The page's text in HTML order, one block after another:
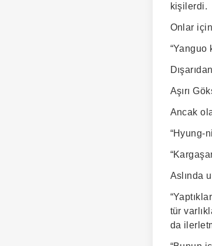
kişilerdi.
Onlar
“Yanguo
Aşırı
Ancak
“Hyung-
Aslında
tür
da